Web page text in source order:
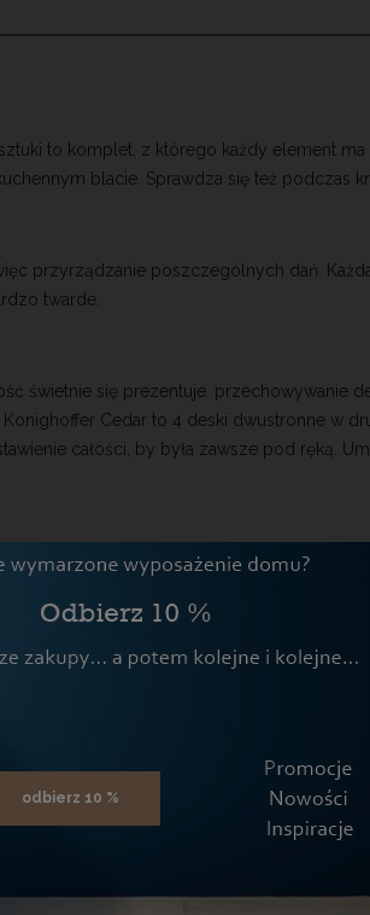
to komplet, z którego każdy element
blacie. Sprawdza się też podczas
przyrządzanie poszczególnych dań.
twarde.
świetnie się prezentuje. przechowywanie
Cedar to 4 deski dwustronne w
całości, by była zawsze pod ręką.
oraz ich codzienną pielęgnację
5
- 4 deski bambusowe
- wymiary: 28 x 20 x 1 cm
odbierz 10 %